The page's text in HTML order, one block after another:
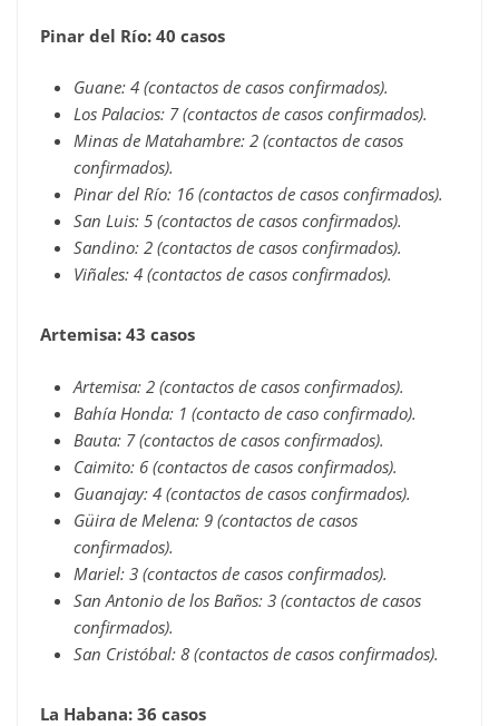
Pinar del Río: 40 casos
Guane: 4 (contactos de casos confirmados).
Los Palacios: 7 (contactos de casos confirmados).
Minas de Matahambre: 2 (contactos de casos
confirmados).
Pinar del Río: 16 (contactos de casos confirmados).
San Luis: 5 (contactos de casos confirmados).
Sandino: 2 (contactos de casos confirmados).
Viñales: 4 (contactos de casos confirmados).
Artemisa: 43 casos
Artemisa: 2 (contactos de casos confirmados).
Bahía Honda: 1 (contacto de caso confirmado).
Bauta: 7 (contactos de casos confirmados).
Caimito: 6 (contactos de casos confirmados).
Guanajay: 4 (contactos de casos confirmados).
Güira de Melena: 9 (contactos de casos
confirmados).
Mariel: 3 (contactos de casos confirmados).
San Antonio de los Baños: 3 (contactos de casos
confirmados).
San Cristóbal: 8 (contactos de casos confirmados).
La Habana: 36 casos